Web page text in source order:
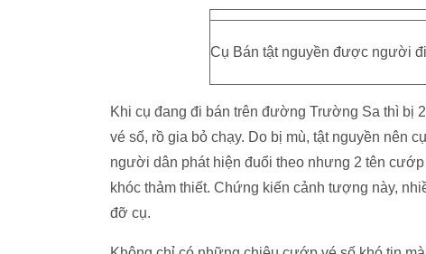
Cụ Bán tật nguyền được người
Khi cụ đang đi bán trên đường Trường Sa thì bị
vé số, rồ gia bỏ chạy. Do bị mù, tật nguyền nên
người dân phát hiện đuổi theo nhưng 2 tên
khóc thảm thiết. Chứng kiến cảnh tượng này,
đỡ cụ.